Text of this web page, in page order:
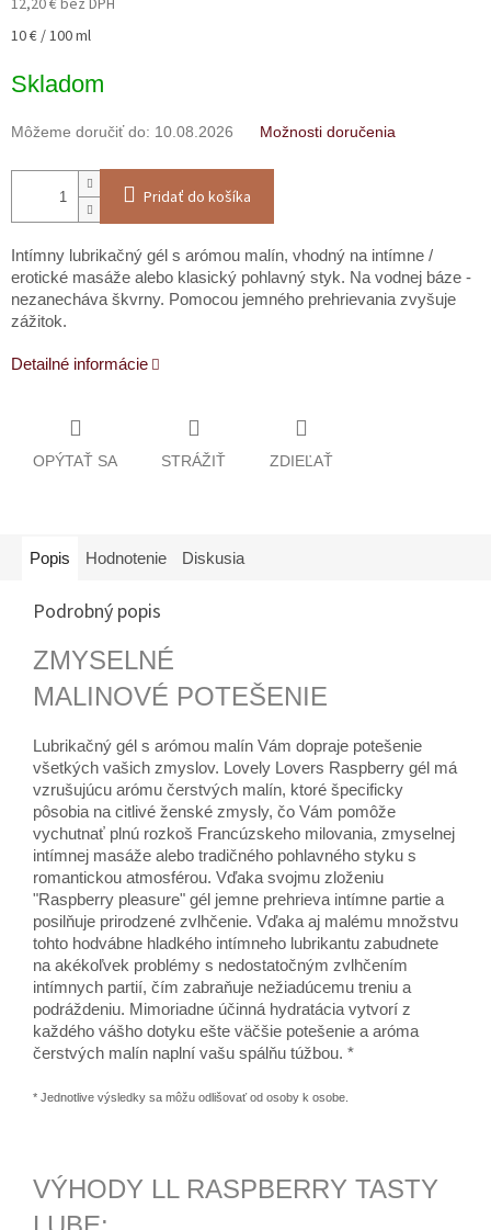
12,20 € bez DPH
Jednotková
10 € / 100 ml
Skladom
Môžeme doručiť do: 10.08.2026 Možnosti doručenia
Pridať do košíka
Intímny lubrikačný gél s arómou malín, vhodný na intímne /
erotické masáže alebo klasický pohlavný styk. Na vodnej báze -
nezanecháva škvrny. Pomocou jemného prehrievania zvyšuje
zážitok.
Detailné informácie
OPÝTAŤ SA STRÁŽIŤ ZDIEĽAŤ
Popis Hodnotenie Diskusia
Podrobný popis
ZMYSELNÉ
MALINOVÉ POTEŠENIE
Lubrikačný gél s arómou malín Vám dopraje potešenie
všetkých vašich zmyslov. Lovely Lovers Raspberry gél má
vzrušujúcu arómu čerstvých malín, ktoré špecificky
pôsobia na citlivé ženské zmysly, čo Vám pomôže
vychutnať plnú rozkoš Francúzskeho milovania, zmyselnej
intímnej masáže alebo tradičného pohlavného styku s
romantickou atmosférou. Vďaka svojmu zloženiu
"Raspberry pleasure" gél jemne prehrieva intímne partie a
posilňuje prirodzené zvlhčenie. Vďaka aj malému množstvu
tohto hodvábne hladkého intímneho lubrikantu zabudnete
na akékoľvek problémy s nedostatočným zvlhčením
intímnych partií, čím zabraňuje nežiadúcemu treniu a
podráždeniu. Mimoriadne účinná hydratácia vytvorí z
každého vášho dotyku ešte väčšie potešenie a aróma
čerstvých malín naplní vašu spálňu túžbou. *
* Jednotlive výsledky sa môžu odlišovať od osoby k osobe.
VÝHODY LL RASPBERRY TASTY